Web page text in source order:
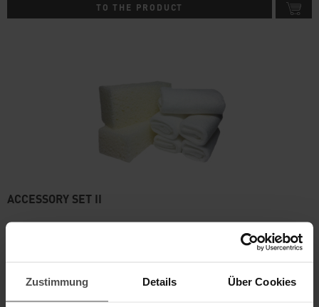
Zustimmung Details Über Cookies
TO THE PRODUCT
ACCESSORY SET II
Details